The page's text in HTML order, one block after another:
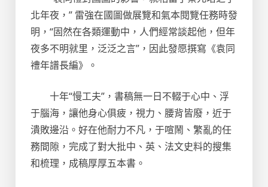
北年夜，” 雷強在國圖做展覽和氣本閱覽任務時發
明，“固然在各類運動中，人們經常談起他，但年
夜多不明就里，泛泛之言”，因此發愿撰寫《袁同
禮年譜長編》。
十年“慢工夫”，書稿無一日不輟于心中、浮
于腦海，讓他身心俱疲，視力、腰背皆廢，近于
潰敗邊沿。好在他耐力不凡，于喧鬧、繁亂的任
務間隙，完成了對大批中、英、法文史料的搜集
和梳理，成稿厚厚五本書。